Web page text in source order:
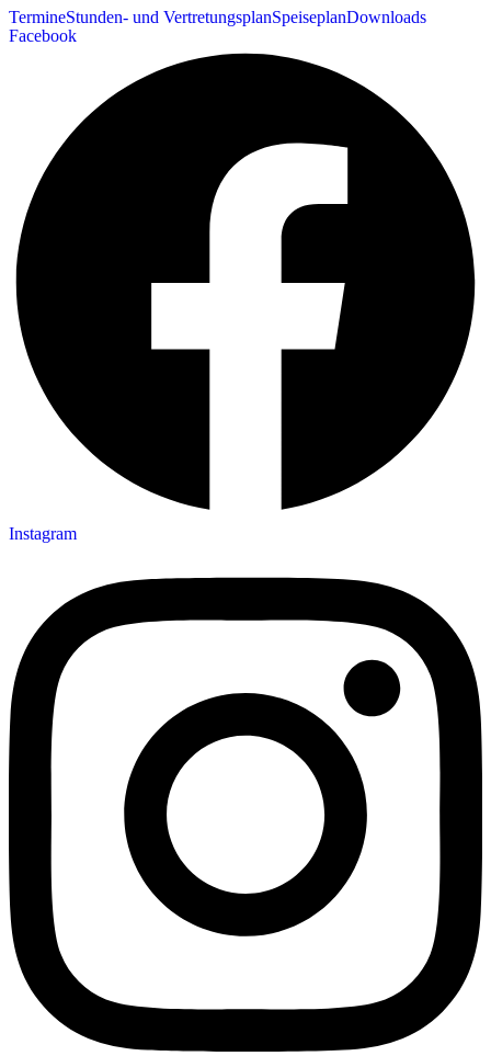
TermineStunden- und VertretungsplanSpeiseplanDownloads
Facebook
Instagram